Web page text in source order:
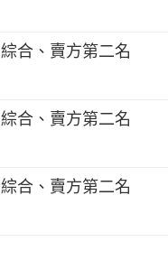
綜合、賣方第二名
綜合、賣方第二名
綜合、賣方第二名